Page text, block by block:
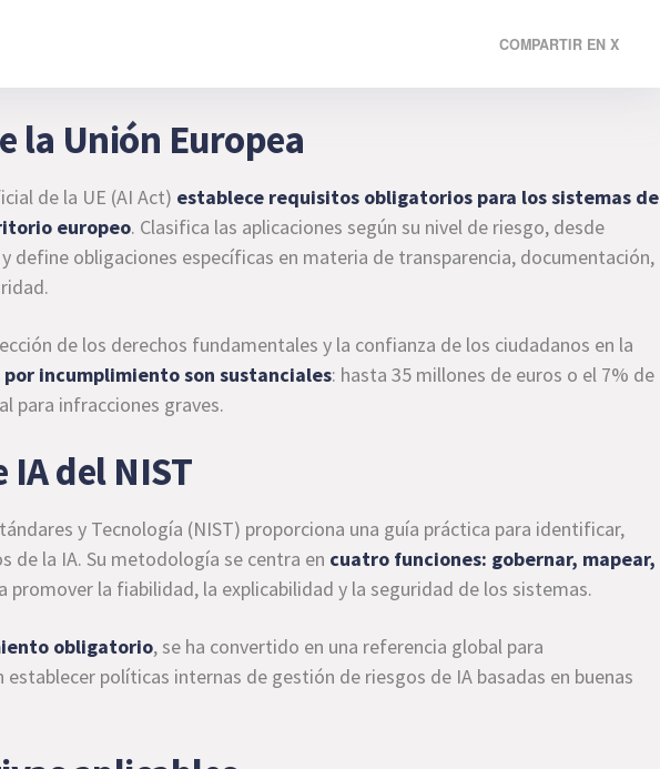
COMPARTIR EN X
la Unión Europea
de la UE (AI Act) establece requisitos obligatorios para los sistemas de
europeo. Clasifica las aplicaciones según su nivel de riesgo, desde
define obligaciones específicas en materia de transparencia, documentación,
de los derechos fundamentales y la confianza de los ciudadanos en la
por incumplimiento son sustanciales: hasta 35 millones de euros o el 7% de
para infracciones graves.
IA del NIST
y Tecnología (NIST) proporciona una guía práctica para identificar,
de la IA. Su metodología se centra en cuatro funciones: gobernar, mapear,
promover la fiabilidad, la explicabilidad y la seguridad de los sistemas.
obligatorio, se ha convertido en una referencia global para
establecer políticas internas de gestión de riesgos de IA basadas en buenas